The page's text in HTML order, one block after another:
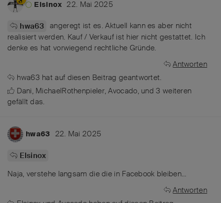
Elsinox 22. Mai 2025
hwa63
angeregt ist es. Aktuell kann es aber nicht
realisiert werden. Kauf / Verkauf ist hier nicht gestattet. Ich
denke es hat vorwiegend rechtliche Gründe.
Antworten
hwa63 hat auf diesen Beitrag geantwortet.
Dani, MichaelRothenpieler,Avocado, und3 weiteren
gefällt das.
hwa63 22. Mai 2025
Elsinox
Naja, verstehe langsam die die in Facebook bleiben…
Antworten